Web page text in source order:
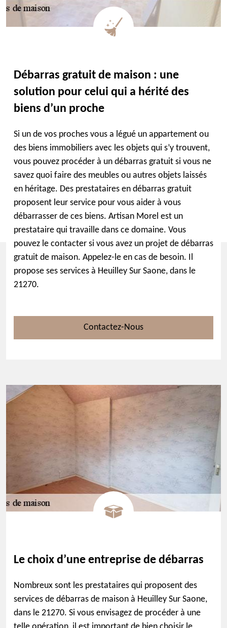
Débarras gratuit de maison : une
solution pour celui qui a hérité des
biens d’un proche
Si un de vos proches vous a légué un appartement ou
des biens immobiliers avec les objets qui s’y trouvent,
vous pouvez procéder à un débarras gratuit si vous ne
savez quoi faire des meubles ou autres objets laissés
en héritage. Des prestataires en débarras gratuit
proposent leur service pour vous aider à vous
débarrasser de ces biens. Artisan Morel est un
prestataire qui travaille dans ce domaine. Vous
pouvez le contacter si vous avez un projet de débarras
gratuit de maison. Appelez-le en cas de besoin. Il
propose ses services à Heuilley Sur Saone, dans le
21270.
Contactez-Nous
Le choix d’une entreprise de débarras
Nombreux sont les prestataires qui proposent des
services de débarras de maison à Heuilley Sur Saone,
dans le 21270. Si vous envisagez de procéder à une